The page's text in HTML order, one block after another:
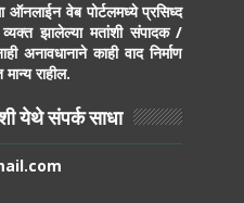
वेब पोर्टलमध्ये प्रसिध्द
झालेल्या मतांशी संपादक /
काही वाद निर्माण
राहील.
येथे संपर्क साधा